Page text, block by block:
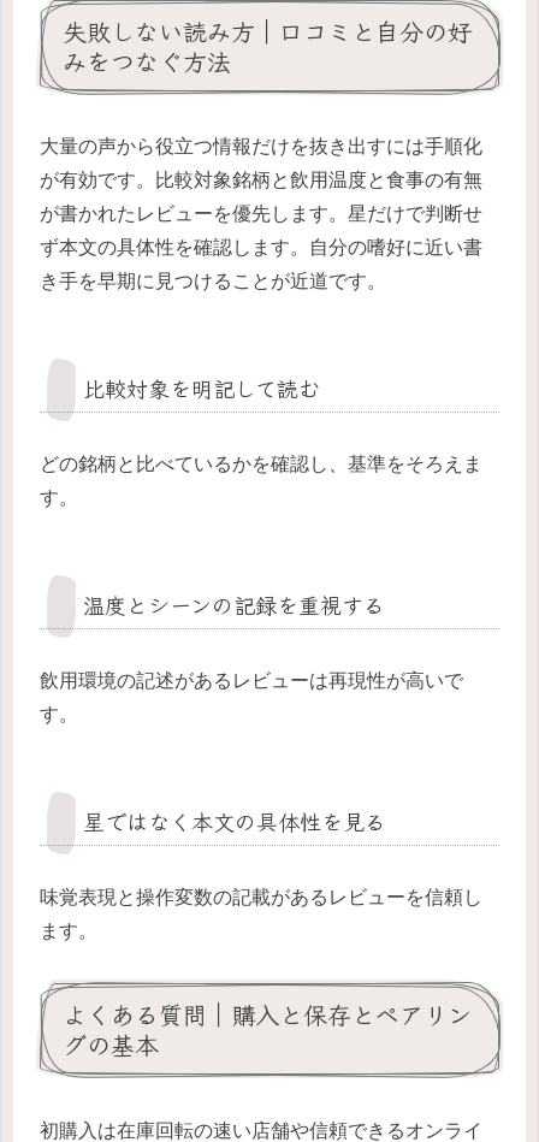
失敗しない読み方｜口コミと自分の好
みをつなぐ方法
大量の声から役立つ情報だけを抜き出すには手順化
が有効です。比較対象銘柄と飲用温度と食事の有無
が書かれたレビューを優先します。星だけで判断せ
ず本文の具体性を確認します。自分の嗜好に近い書
き手を早期に見つけることが近道です。
比較対象を明記して読む
どの銘柄と比べているかを確認し、基準をそろえま
す。
温度とシーンの記録を重視する
飲用環境の記述があるレビューは再現性が高いで
す。
星ではなく本文の具体性を見る
味覚表現と操作変数の記載があるレビューを信頼し
ます。
よくある質問｜購入と保存とペアリン
グの基本
初購入は在庫回転の速い店舗や信頼できるオンライ